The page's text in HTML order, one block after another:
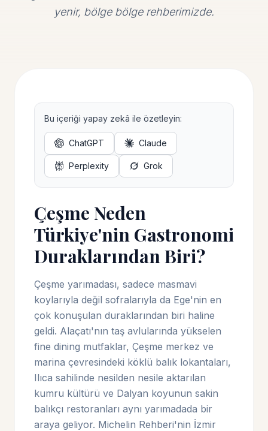
yenir, bölge bölge rehberimizde.
Bu içeriği yapay zekâ ile özetleyin:
ChatGPT Claude
Perplexity Grok
Çeşme Neden
Türkiye'nin Gastronomi
Duraklarından Biri?
Çeşme yarımadası, sadece masmavi
koylarıyla değil sofralarıyla da Ege'nin en
çok konuşulan duraklarından biri haline
geldi. Alaçatı'nın taş avlularında yükselen
fine dining mutfaklar, Çeşme merkez ve
marina çevresindeki köklü balık lokantaları,
Ilıca sahilinde nesilden nesile aktarılan
kumru kültürü ve Dalyan koyunun sakin
balıkçı restoranları aynı yarımadada bir
araya geliyor. Michelin Rehberi'nin İzmir